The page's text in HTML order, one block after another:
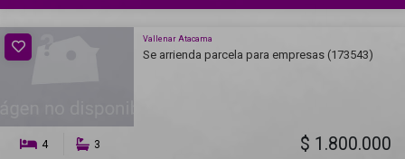
Vallenar Atacama
Se arrienda parcela para empresas (173543)
4 3 $ 1.800.000